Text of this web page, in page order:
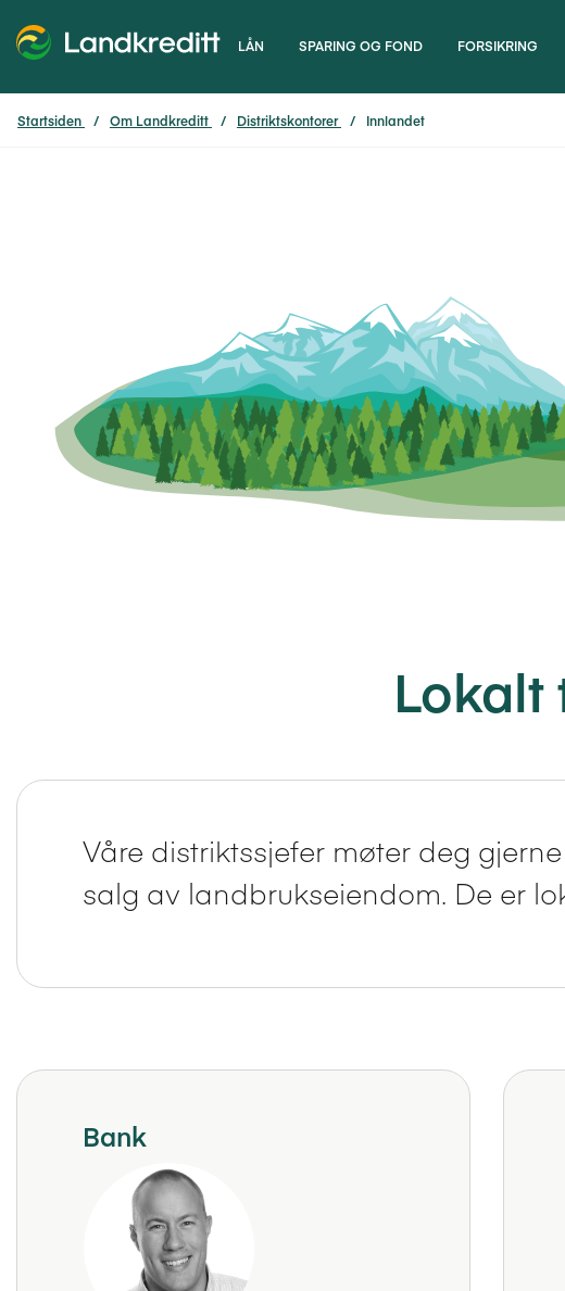
LÅN SPARING OG FOND FORSIKRING
Startsiden Om Landkreditt Distriktskontorer Innlandet
Lokalt
Våre distriktssjefer møter deg
salg av landbrukseiendom. De er
Bank